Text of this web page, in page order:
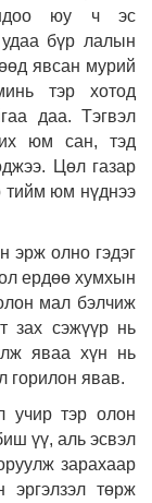
юу ч эс
удаа бүр лалын
явсан мурий
тэр хотод
даа. Тэгвэл
юм сан, тэд
Цөл газар
тийм юм нүднээ
эрж олно гэдэг
ердөө хумхын
мал бэлчиж
зах сэжүүр нь
яваа хүн нь
горилон явав.
учир тэр олон
үү, аль эсвэл
зарахаар
эргэлзэл төрж